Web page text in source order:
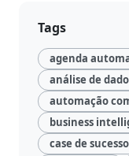
Tags
agenda
análise de
automação
business
case de sucesso